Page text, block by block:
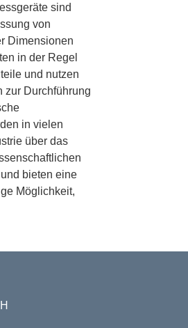
sind
von
Dimensionen
in der Regel
und nutzen
zur Durchführung
in vielen
über das
bieten eine
Möglichkeit,